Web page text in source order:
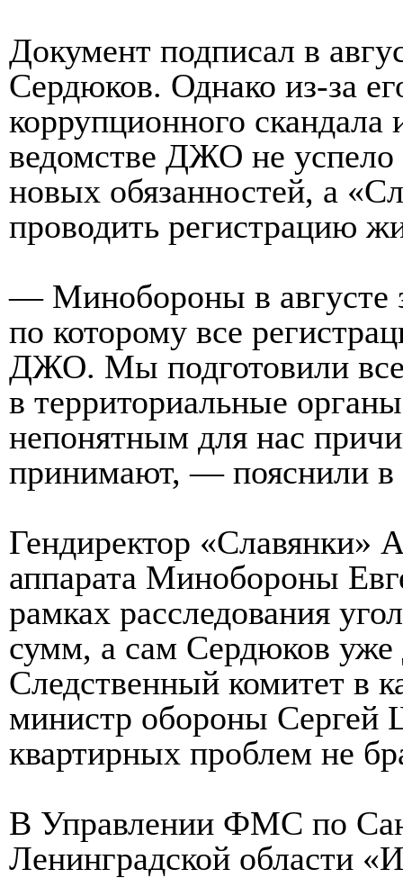
Документ подписал в
Сердюков. Однако из-за
коррупционного
ведомстве ДЖО не
новых обязанностей, а
проводить регистрацию
— Минобороны в августе
по которому все
ДЖО. Мы подготовили все
в территориальные
непонятным для нас
принимают, — пояснили в
Гендиректор «Славянки»
аппарата Минобороны
рамках расследования
сумм, а сам Сердюков
Следственный комитет в
министр обороны Сергей
квартирных проблем не
В Управлении ФМС по
Ленинградской области